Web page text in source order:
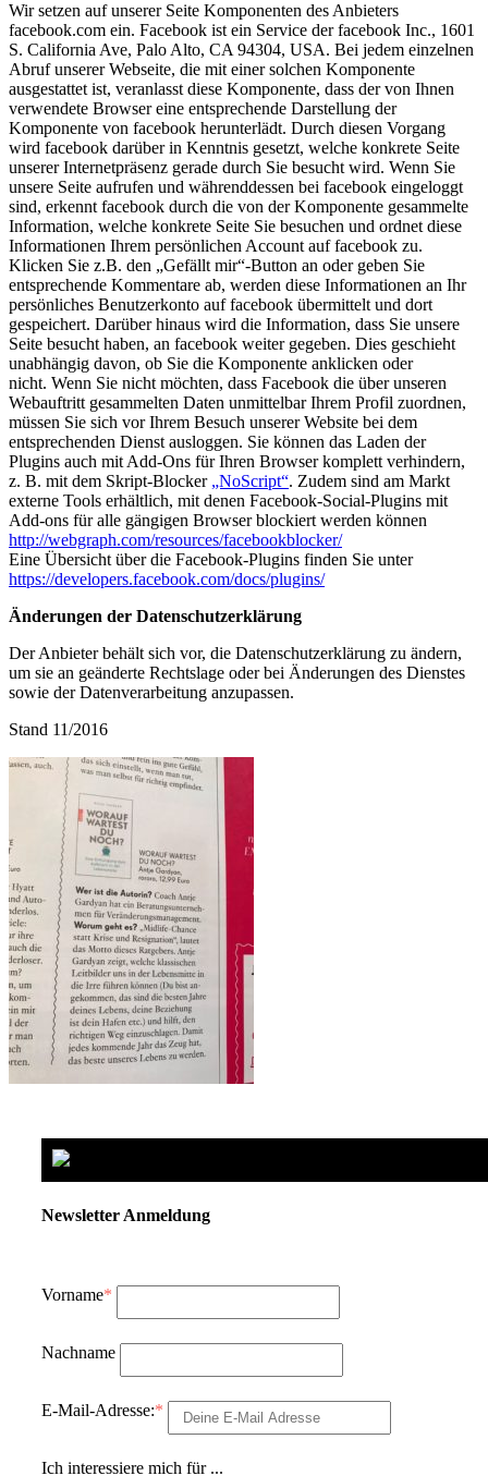
Wir setzen auf unserer Seite Komponenten des Anbieters
facebook.com ein. Facebook ist ein Service der facebook Inc., 1601
S. California Ave, Palo Alto, CA 94304, USA. Bei jedem einzelnen
Abruf unserer Webseite, die mit einer solchen Komponente
ausgestattet ist, veranlasst diese Komponente, dass der von Ihnen
verwendete Browser eine entsprechende Darstellung der
Komponente von facebook herunterlädt. Durch diesen Vorgang
wird facebook darüber in Kenntnis gesetzt, welche konkrete Seite
unserer Internetpräsenz gerade durch Sie besucht wird. Wenn Sie
unsere Seite aufrufen und währenddessen bei facebook eingeloggt
sind, erkennt facebook durch die von der Komponente gesammelte
Information, welche konkrete Seite Sie besuchen und ordnet diese
Informationen Ihrem persönlichen Account auf facebook zu.
Klicken Sie z.B. den „Gefällt mir“-Button an oder geben Sie
entsprechende Kommentare ab, werden diese Informationen an Ihr
persönliches Benutzerkonto auf facebook übermittelt und dort
gespeichert. Darüber hinaus wird die Information, dass Sie unsere
Seite besucht haben, an facebook weiter gegeben. Dies geschieht
unabhängig davon, ob Sie die Komponente anklicken oder
nicht. Wenn Sie nicht möchten, dass Facebook die über unseren
Webauftritt gesammelten Daten unmittelbar Ihrem Profil zuordnen,
müssen Sie sich vor Ihrem Besuch unserer Website bei dem
entsprechenden Dienst ausloggen. Sie können das Laden der
Plugins auch mit Add-Ons für Ihren Browser komplett verhindern,
z. B. mit dem Skript-Blocker „NoScript“. Zudem sind am Markt
externe Tools erhältlich, mit denen Facebook-Social-Plugins mit
Add-ons für alle gängigen Browser blockiert werden können
http://webgraph.com/resources/facebookblocker/
Eine Übersicht über die Facebook-Plugins finden Sie unter
https://developers.facebook.com/docs/plugins/
Änderungen der Datenschutzerklärung
Der Anbieter behält sich vor, die Datenschutzerklärung zu ändern,
um sie an geänderte Rechtslage oder bei Änderungen des Dienstes
sowie der Datenverarbeitung anzupassen.
Stand 11/2016
Newsletter Anmeldung
Vorname*
Nachname
E-Mail-Adresse:*
Ich interessiere mich für ...